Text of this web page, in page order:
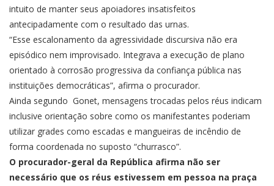
intuito de manter seus apoiadores insatisfeitos
antecipadamente com o resultado das urnas.
“Esse escalonamento da agressividade discursiva não era
episódico nem improvisado. Integrava a execução de plano
orientado à corrosão progressiva da confiança pública nas
instituições democráticas”, afirma o procurador.
Ainda segundo Gonet, mensagens trocadas pelos réus indicam
inclusive orientação sobre como os manifestantes poderiam
utilizar grades como escadas e mangueiras de incêndio de
forma coordenada no suposto “churrasco”.
O procurador-geral da República afirma não ser
necessário que os réus estivessem em pessoa na praça